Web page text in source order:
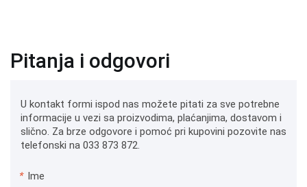
Pitanja i odgovori
U kontakt formi ispod nas možete pitati za sve potrebne
informacije u vezi sa proizvodima, plaćanjima, dostavom i
slično. Za brze odgovore i pomoć pri kupovini pozovite nas
telefonski na 033 873 872.
* Ime